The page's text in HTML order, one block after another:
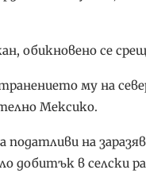
обикновено се
му на
Мексико.
на
добитък в селски